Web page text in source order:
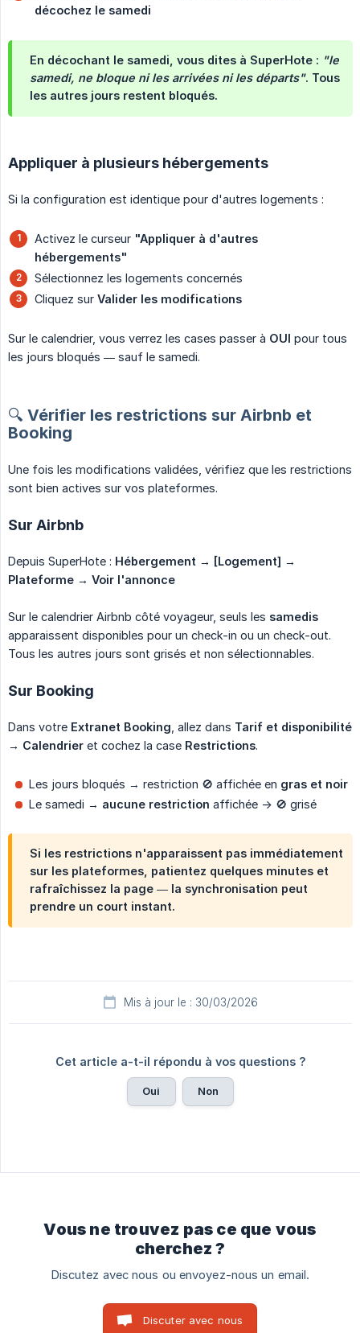
décochez le samedi
En décochant le samedi, vous dites à SuperHote : "le
samedi, ne bloque ni les arrivées ni les départs". Tous
les autres jours restent bloqués.
Appliquer à plusieurs hébergements
Si la configuration est identique pour d'autres logements :
Activez le curseur "Appliquer à d'autres
hébergements"
Sélectionnez les logements concernés
Cliquez sur Valider les modifications
Sur le calendrier, vous verrez les cases passer à OUI pour tous
les jours bloqués — sauf le samedi.
🔍 Vérifier les restrictions sur Airbnb et
Booking
Une fois les modifications validées, vérifiez que les restrictions
sont bien actives sur vos plateformes.
Sur Airbnb
Depuis SuperHote : Hébergement → [Logement] →
Plateforme → Voir l'annonce
Sur le calendrier Airbnb côté voyageur, seuls les samedis
apparaissent disponibles pour un check-in ou un check-out.
Tous les autres jours sont grisés et non sélectionnables.
Sur Booking
Dans votre Extranet Booking , allez dans Tarif et disponibilité
→ Calendrier et cochez la case Restrictions.
Les jours bloqués → restriction 🚫 affichée en gras et noir
Le samedi → aucune restriction affichée -> 🚫 grisé
Si les restrictions n'apparaissent pas immédiatement
sur les plateformes, patientez quelques minutes et
rafraîchissez la page — la synchronisation peut
prendre un court instant.
Mis à jour le : 30/03/2026
Cet article a-t-il répondu à vos questions ?
Oui Non
Vous ne trouvez pas ce que vous
cherchez ?
Discutez avec nous ou envoyez-nous un email.
Discuter avec nous